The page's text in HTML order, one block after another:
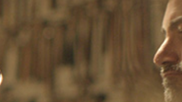
VOLUNTARIOS
LEGALES TICKETMASTER